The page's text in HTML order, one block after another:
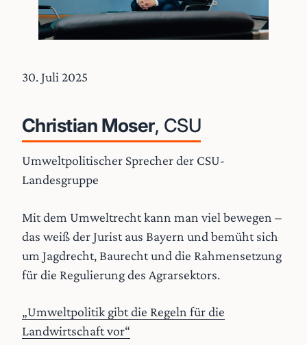
30. Juli 2025
Christian Moser, CSU
Umweltpolitischer Sprecher der CSU-
Landesgruppe
Mit dem Umweltrecht kann man viel bewegen –
das weiß der Jurist aus Bayern und bemüht sich
um Jagdrecht, Baurecht und die Rahmensetzung
für die Regulierung des Agrarsektors.
„Umweltpolitik gibt die Regeln für die
Landwirtschaft vor“